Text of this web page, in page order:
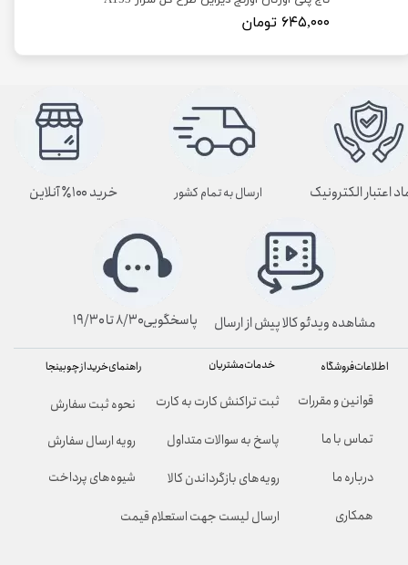
۶۴۵,۰۰۰ تومان
راهنمای خرید از چوبینجا
نحوه ثبت سفارش
رویه ارسال سفارش
شیوه‌های پرداخت
خدمات مشتریان
ثبت تراکنش کارت به کارت
پاسخ به سوالات متداول
رویه‌های بازگرداندن کالا
ارسال لیست جهت استعلام قیمت
اطلاعات فروشگاه
قوانین و مقررات
تماس با ما
درباره ما
همکاری
ارسال به تمام کشور
پاسخگویی۸/۳۰ تا ۱۹/۳۰
اعتبار الکترونیک خرید ۱۰۰٪ آنلاین
مشاهده ویدئو کالا پیش از ارسال